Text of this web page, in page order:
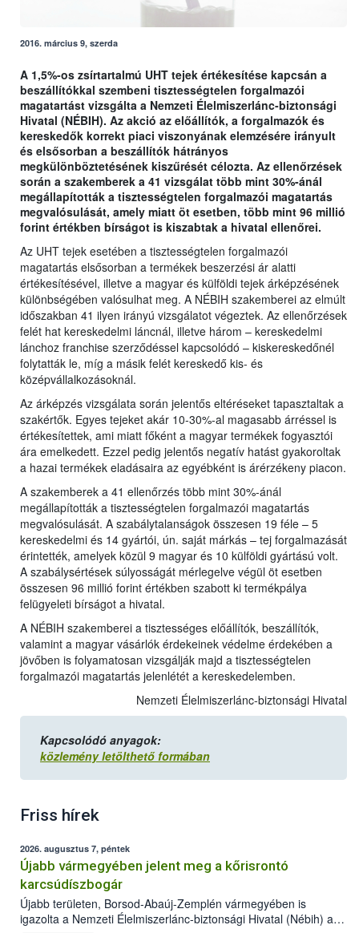
2016. március 9, szerda
A 1,5%-os zsírtartalmú UHT tejek értékesítése kapcsán a
beszállítókkal szembeni tisztességtelen forgalmazói
magatartást vizsgálta a Nemzeti Élelmiszerlánc-biztonsági
Hivatal (NÉBIH). Az akció az előállítók, a forgalmazók és
kereskedők korrekt piaci viszonyának elemzésére irányult
és elsősorban a beszállítók hátrányos
megkülönböztetésének kiszűrését célozta. Az ellenőrzések
során a szakemberek a 41 vizsgálat több mint 30%-ánál
megállapították a tisztességtelen forgalmazói magatartás
megvalósulását, amely miatt öt esetben, több mint 96 millió
forint értékben bírságot is kiszabtak a hivatal ellenőrei.
Az UHT tejek esetében a tisztességtelen forgalmazói
magatartás elsősorban a termékek beszerzési ár alatti
értékesítésével, illetve a magyar és külföldi tejek árképzésének
különbségében valósulhat meg. A NÉBIH szakemberei az elmúlt
időszakban 41 ilyen irányú vizsgálatot végeztek. Az ellenőrzések
felét hat kereskedelmi láncnál, illetve három – kereskedelmi
lánchoz franchise szerződéssel kapcsolódó – kiskereskedőnél
folytatták le, míg a másik felét kereskedő kis- és
középvállalkozásoknál.
Az árképzés vizsgálata során jelentős eltéréseket tapasztaltak a
szakértők. Egyes tejeket akár 10-30%-al magasabb árréssel is
értékesítettek, ami miatt főként a magyar termékek fogyasztói
ára emelkedett. Ezzel pedig jelentős negatív hatást gyakoroltak
a hazai termékek eladásaira az egyébként is árérzékeny piacon.
A szakemberek a 41 ellenőrzés több mint 30%-ánál
megállapították a tisztességtelen forgalmazói magatartás
megvalósulását. A szabálytalanságok összesen 19 féle – 5
kereskedelmi és 14 gyártói, ún. saját márkás – tej forgalmazását
érintették, amelyek közül 9 magyar és 10 külföldi gyártású volt.
A szabálysértések súlyosságát mérlegelve végül öt esetben
összesen 96 millió forint értékben szabott ki termékpálya
felügyeleti bírságot a hivatal.
A NÉBIH szakemberei a tisztességes előállítók, beszállítók,
valamint a magyar vásárlók érdekeinek védelme érdekében a
jövőben is folyamatosan vizsgálják majd a tisztességtelen
forgalmazói magatartás jelenlétét a kereskedelemben.
Nemzeti Élelmiszerlánc-biztonsági Hivatal
Kapcsolódó anyagok:
közlemény letölthető formában
Friss hírek
2026. augusztus 7, péntek
Újabb vármegyében jelent meg a kőrisrontó
karcsúdíszbogár
Újabb területen, Borsod-Abaúj-Zemplén vármegyében is
igazolta a Nemzeti Élelmiszerlánc-biztonsági Hivatal (Nébih) a